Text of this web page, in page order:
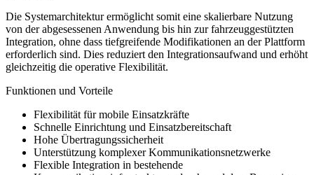
Die Systemarchitektur ermöglicht somit eine skalierbare Nutzung
von der abgesessenen Anwendung bis hin zur fahrzeuggestützten
Integration, ohne dass tiefgreifende Modifikationen an der Plattform
erforderlich sind. Dies reduziert den Integrationsaufwand und erhöht
gleichzeitig die operative Flexibilität.
Funktionen und Vorteile
Flexibilität für mobile Einsatzkräfte
Schnelle Einrichtung und Einsatzbereitschaft
Hohe Übertragungssicherheit
Unterstützung komplexer Kommunikationsnetzwerke
Flexible Integration in bestehende